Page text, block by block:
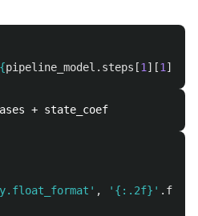
{pipeline_model . steps [1 ][1 ].
' , ' {:.2f} ' .